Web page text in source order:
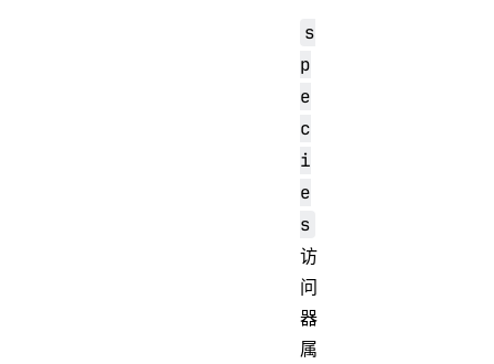
s
p
e
c
i
e
s
访
问
器
属